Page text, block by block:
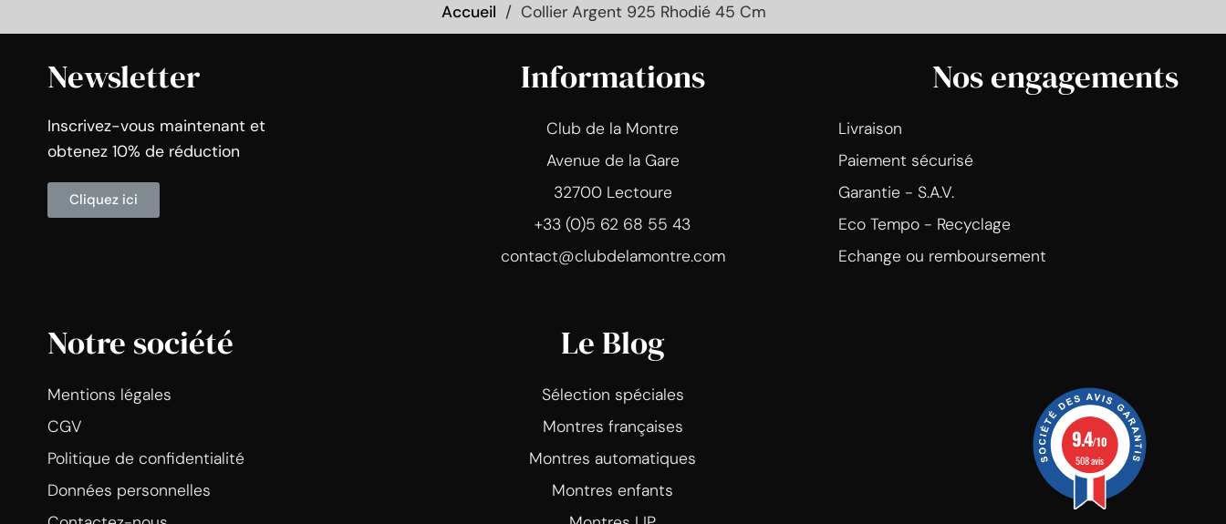
Accueil Collier Argent 925 Rhodié 45 Cm
Newsletter
Inscrivez-vous maintenant et
obtenez 10% de réduction
Cliquez ici
Informations
Club de la Montre
Avenue de la Gare
32700 Lectoure
+33 (0)5 62 68 55 43
contact@clubdelamontre.com
Nos engagements
Livraison
Paiement sécurisé
Garantie - S.A.V.
Eco Tempo - Recyclage
Echange ou remboursement
Notre société
Mentions légales
CGV
Politique de confidentialité
Données personnelles
Le Blog
Sélection spéciales
Montres françaises
Montres automatiques
Montres enfants
9.4/10
508 avis